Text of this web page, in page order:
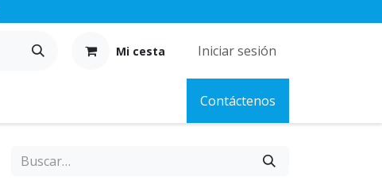
Mi cesta Iniciar sesión
Contáctenos